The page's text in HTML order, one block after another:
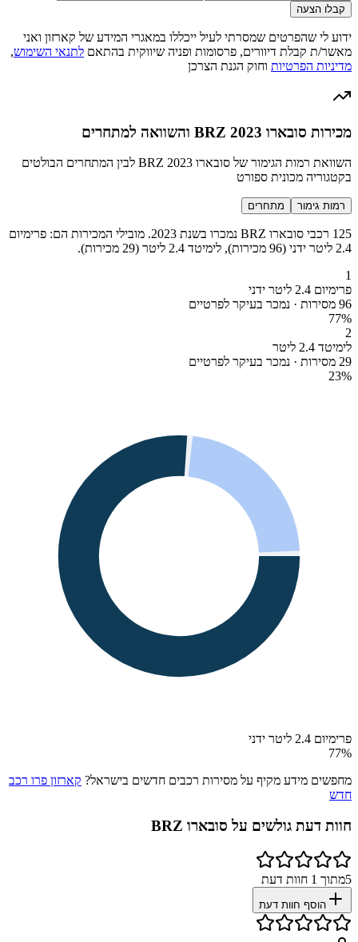
קבלו הצעה
ידוע לי שהפרטים שמסרתי לעיל ייכללו במאגרי המידע של קארזון ואני
מאשר/ת קבלת דיוורים, פרסומות ופניה שיווקית בהתאם לתנאי השימוש,
מדיניות הפרטיות וחוק הגנת הצרכן
מכירות סובארו BRZ 2023 והשוואה למתחרים
השוואת רמות הגימור של סובארו BRZ 2023 לבין המתחרים הבולטים
בקטגוריה מכונית ספורט
רמות גימור מתחרים
125 רכבי סובארו BRZ נמכרו בשנת 2023. מובילי המכירות הם: פרימיום
2.4 ליטר ידני (96 מכירות), לימיטד 2.4 ליטר (29 מכירות).
1
פרימיום 2.4 ליטר ידני
96 מסירות · נמכר בעיקר לפרטיים
77%
2
לימיטד 2.4 ליטר
29 מסירות · נמכר בעיקר לפרטיים
23%
פרימיום 2.4 ליטר ידני
77%
מחפשים מידע מקיף על מסירות רכבים חדשים בישראל? קארזון פרו רכב
חדש
חוות דעת גולשים על סובארו BRZ
5מתוך 1 חוות דעת
הוסף חוות דעת